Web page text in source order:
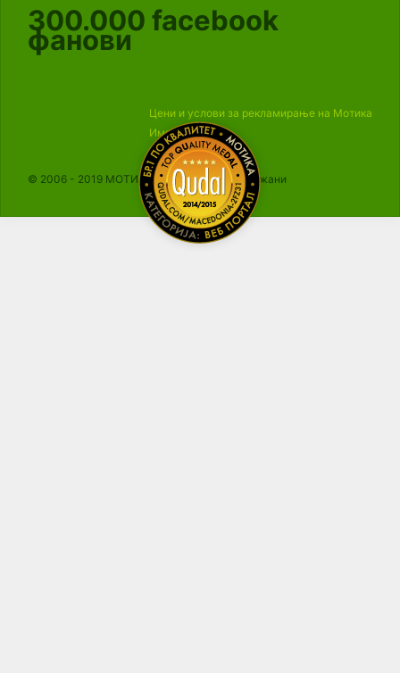
300.000 facebook
фанови
Цени и услови за рекламирање на Мотика
Импресум
© 2006 - 2019 МОТИКА, Сите права се задржани